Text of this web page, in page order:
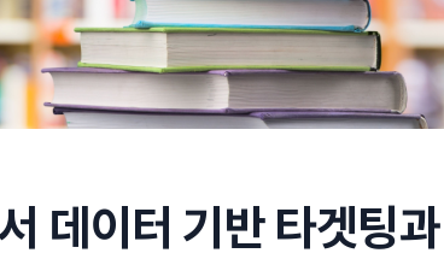
데이터 기반 타겟팅과